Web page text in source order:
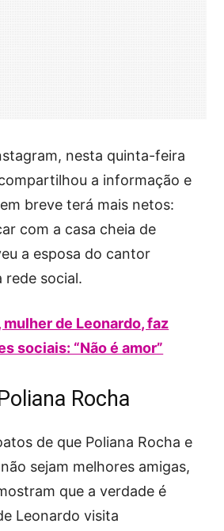
nesta quinta-feira
a informação e
breve terá mais netos:
com a casa cheia de
a esposa do cantor
rede social.
mulher de Leonardo, faz
sociais: “Não é amor”
Rocha
de que Poliana Rocha e
sejam melhores amigas,
que a verdade é
Leonardo visita